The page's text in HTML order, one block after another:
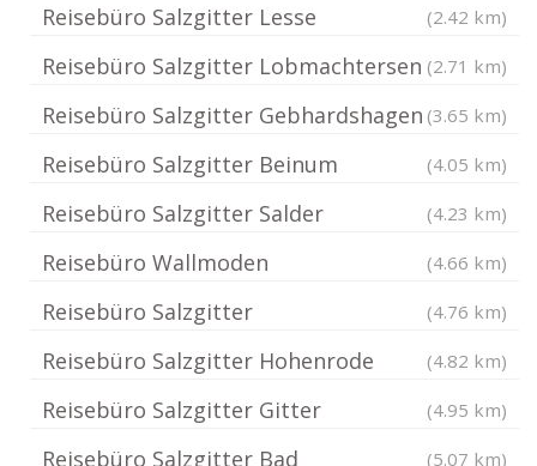
Reisebüro Salzgitter Lesse (2.42 km)
Reisebüro Salzgitter Lobmachtersen (2.71 km)
Reisebüro Salzgitter Gebhardshagen (3.65 km)
Reisebüro Salzgitter Beinum (4.05 km)
Reisebüro Salzgitter Salder (4.23 km)
Reisebüro Wallmoden (4.66 km)
Reisebüro Salzgitter (4.76 km)
Reisebüro Salzgitter Hohenrode (4.82 km)
Reisebüro Salzgitter Gitter (4.95 km)
Reisebüro Salzgitter Bad (5.07 km)